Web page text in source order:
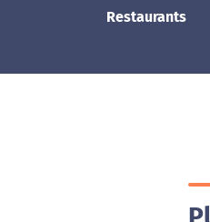
Restaurants